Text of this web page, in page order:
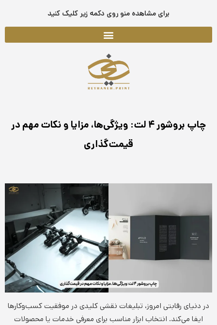
برای مشاهده منو روی دکمه زیر کلیک کنید
چاپ بروشور ۴ لت: ویژگی‌ها، مزایا و نکات مهم در
قیمت‌گذاری
در دنیای رقابتی امروز، تبلیغات نقشی کلیدی در موفقیت کسب‌وکارها
ایفا می‌کند. انتخاب ابزار مناسب برای معرفی خدمات یا محصولات